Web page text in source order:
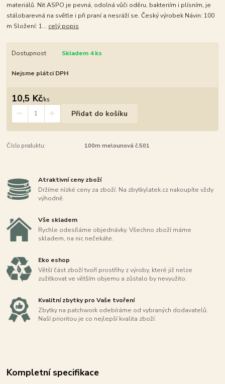
materiálů. Nit ASPO je pevná, odolná vůči oděru, bakteriím i plísním, je
stálobarevná na světle i při praní a nesráží se. Český výrobek Návin: 100
m Složení: 1... celý popis
Dostupnost Skladem 4 ks
Nejsme plátci DPH
10,5 Kč/ks
Přidat do košíku
Číslo produktu: 100m melounová č.501
Atraktivní ceny zboží
Držíme nízké ceny za zboží. Na zbytkylatek.cz nakoupíte vždy
výhodně.
Vše skladem
Rychle odesíláme objednávky. Všechno zboží máme
skladem, na nic nečekáte.
Eko eshop
Větší část zboží tvoří prostřihy z výroby, které již nelze
zužitkovat ve větším objemu a zůstalo by nevyužito.
Kvalitní zbytky pro Vaše tvoření
Zbytky na patchwork odebíráme od vybraných dodavatelů.
Naší prioritou je co nejlepší kvalita zboží.
Kompletní specifikace